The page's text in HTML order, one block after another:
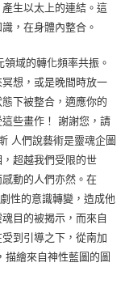
生以太上的連結。這
，在身體內整合。
域的轉化頻率共振。
想，或是晚間時放一
下被整合，適應你的
些畫作！ 謝謝您，請
人們說藝術是靈魂企圖
超越我們受限的世
動的人們亦然。在
性的意識轉變，造成他
目的被揭示，而來自
到引導之下，從南加
描繪來自神性藍圖的圖